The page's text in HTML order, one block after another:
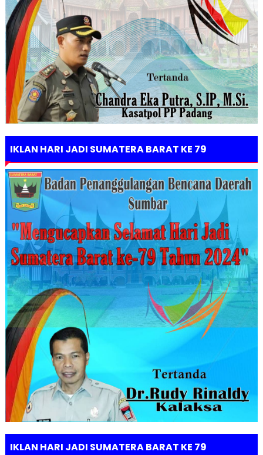
IKLAN HARI JADI SUMATERA BARAT KE 79
IKLAN HARI JADI SUMATERA BARAT KE 79